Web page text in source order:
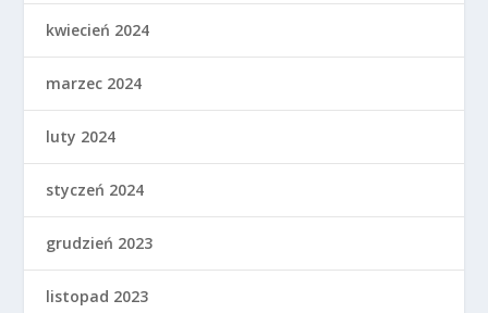
kwiecień 2024
marzec 2024
luty 2024
styczeń 2024
grudzień 2023
listopad 2023